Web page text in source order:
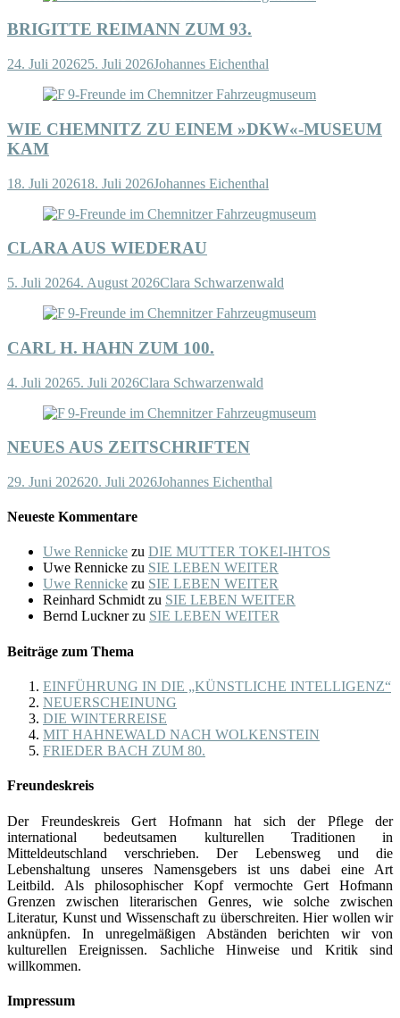
BRIGITTE REIMANN ZUM 93.
24. Juli 202625. Juli 2026Johannes Eichenthal
WIE CHEMNITZ ZU EINEM »DKW«-MUSEUM
KAM
18. Juli 202618. Juli 2026Johannes Eichenthal
CLARA AUS WIEDERAU
5. Juli 20264. August 2026Clara Schwarzenwald
CARL H. HAHN ZUM 100.
4. Juli 20265. Juli 2026Clara Schwarzenwald
NEUES AUS ZEITSCHRIFTEN
29. Juni 202620. Juli 2026Johannes Eichenthal
Neueste Kommentare
Uwe Rennicke zu DIE MUTTER TOKEI-IHTOS
Uwe Rennicke zu SIE LEBEN WEITER
Uwe Rennicke zu SIE LEBEN WEITER
Reinhard Schmidtzu SIE LEBEN WEITER
Bernd Lucknerzu SIE LEBEN WEITER
Beiträge zum Thema
EINFÜHRUNG IN DIE „KÜNSTLICHE INTELLIGENZ“
NEUERSCHEINUNG
DIE WINTERREISE
MIT HAHNEWALD NACH WOLKENSTEIN
FRIEDER BACH ZUM 80.
Freundeskreis
Der Freundeskreis Gert Hofmann hat sich der Pflege der
international bedeutsamen kulturellen Traditionen in
Mitteldeutschland verschrieben. Der Lebensweg und die
Lebenshaltung unseres Namensgebers ist uns dabei eine Art
Leitbild. Als philosophischer Kopf vermochte Gert Hofmann
Grenzen zwischen literarischen Genres, wie solche zwischen
Literatur, Kunst und Wissenschaft zu überschreiten. Hier wollen wir
anknüpfen. In unregelmäßigen Abständen berichten wir von
kulturellen Ereignissen. Sachliche Hinweise und Kritik sind
willkommen.
Impressum